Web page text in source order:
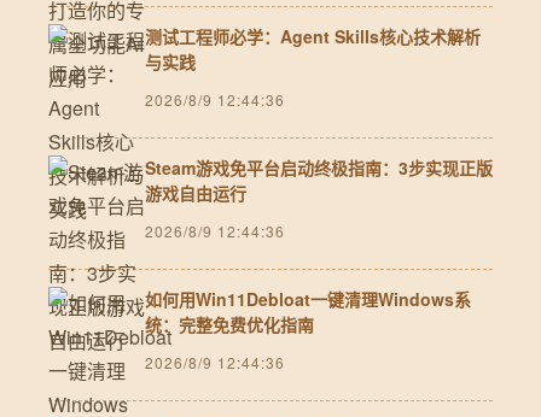
测试工程师必学：Agent Skills核心技术解析
与实践
2026/8/9 12:44:36
Steam游戏免平台启动终极指南：3步实现正版
游戏自由运行
2026/8/9 12:44:36
如何用Win11Debloat一键清理Windows系
统：完整免费优化指南
2026/8/9 12:44:36